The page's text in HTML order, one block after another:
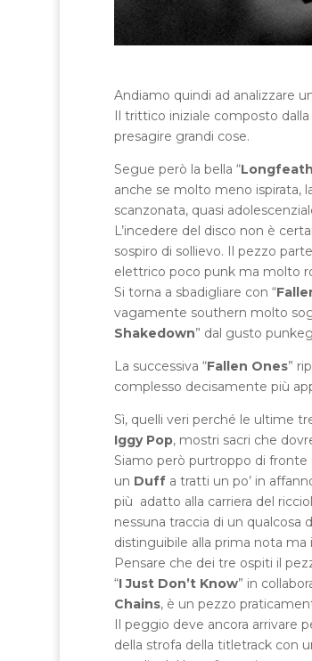
Andiamo quindi ad analizzare
Il trittico iniziale composto dalla
presagire grandi cose.
Segue però la bella “
anche se molto meno ispirata,
scanzonata, quasi
L’incedere del disco non è
sospiro di sollievo. Il pezzo
elettrico poco punk ma molto
Si torna a sbadigliare con “
vagamente southern molto
Shakedown” dal gusto
La successiva “Fallen Ones”
complesso decisamente più
Sì, quelli veri perché le ultime
Iggy Pop, mostri sacri che
Siamo però purtroppo di fronte
un Duffa tratti un po’ in
più adatto alla carriera del
nessuna traccia di un
distinguibile alla prima nota
Pensare che dei tre ospiti il
“I Just Don’t Know” in
Chains, è un pezzo
Il peggio deve ancora arrivare
della strofa della titletrack con